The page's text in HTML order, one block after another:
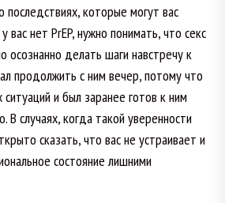
которые могут вас
вас нет PrEP, нужно понимать, что секс
осознанно делать шаги навстречу к
продолжить с ним вечер, потому что
и был заранее готов к ним
В случаях, когда такой уверенности
сказать, что вас не устраивает и
состояние лишними